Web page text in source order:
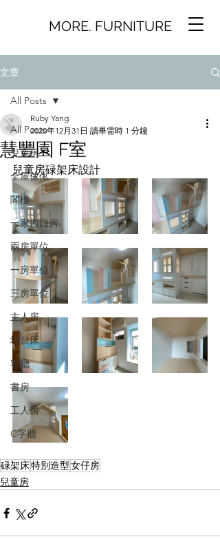
MORE. FURNITURE
文章
All Posts
兒童房
全屋傢俬
閣樓
一家四口房
兩房單位
一房單位
三房單位
主人房
地台床
客廳
書房
工人房
C字櫃
All Posts
慧豐園 F室
Ruby Yang
2020年12月31日 讀畢需時 1 分鐘
兒童房碌架床設計
碌架床特別造型女仔房
兒童房